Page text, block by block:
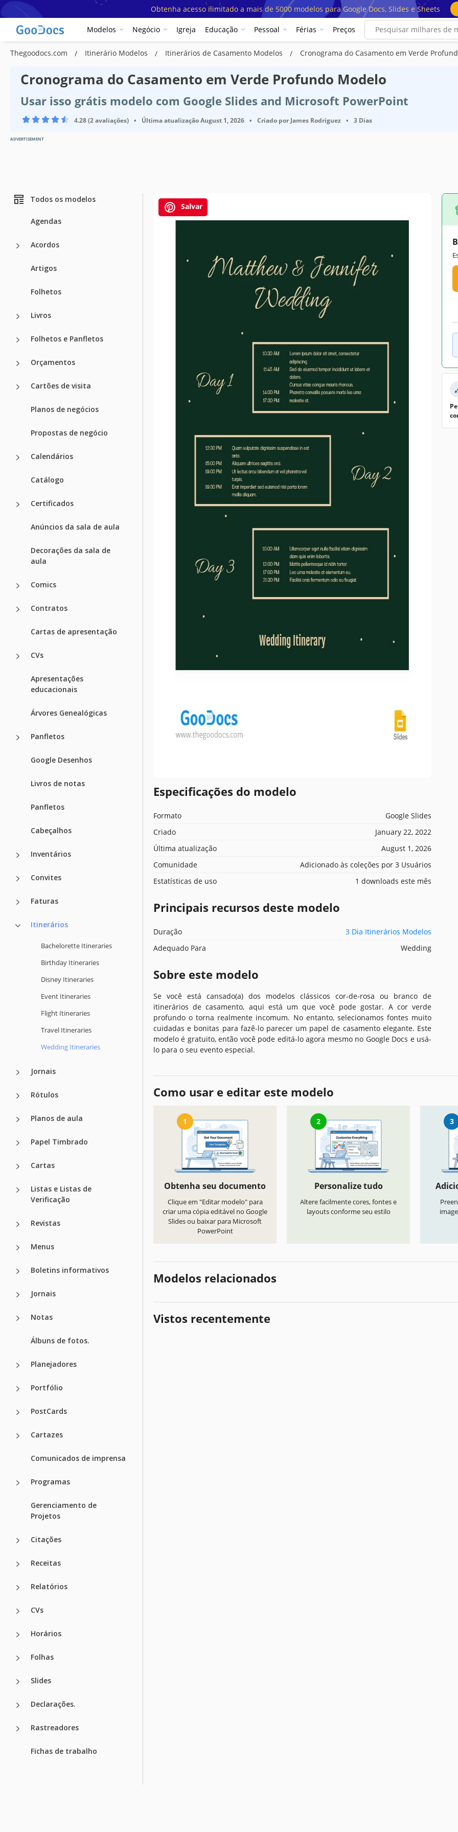
Obtenha acesso ilimitado a mais de 5000 modelos para Google Docs, Slides e Sheets
Modelos Negócio Igreja Educação Pessoal Férias Preços
Thegoodocs.com Itinerário Modelos Itinerários de Casamento Modelos Cronograma do Casamento em Verde
Cronograma do Casamento em Verde Profundo Modelo
Usar isso grátis modelo com Google Slides and Microsoft PowerPoint
4.28 (2 avaliações) • Última atualizaçãoAugust 1, 2026 • Criado por James Rodriguez • 3 Dias
ADVERTISEMENT
Todos os modelos
Agendas
Acordos
Artigos
Folhetos
Livros
Folhetos e Panfletos
Orçamentos
Cartões de visita
Planos de negócios
Propostas de negócio
Calendários
Catálogo
Certificados
Anúncios da sala de aula
Decorações da sala de
aula
Comics
Contratos
Cartas de apresentação
CVs
Apresentações
educacionais
Árvores Genealógicas
Panfletos
Google Desenhos
Livros de notas
Panfletos
Cabeçalhos
Inventários
Convites
Faturas
Itinerários
Bachelorette Itineraries
Birthday Itineraries
Disney Itineraries
Event Itineraries
Flight Itineraries
Travel Itineraries
Wedding Itineraries
Jornais
Rótulos
Planos de aula
Papel Timbrado
Cartas
Listas e Listas de
Verificação
Revistas
Menus
Boletins informativos
Jornais
Notas
Álbuns de fotos.
Planejadores
Portfólio
PostCards
Cartazes
Comunicados de imprensa
Programas
Gerenciamento de
Projetos
Citações
Receitas
Relatórios
CVs
Horários
Folhas
Slides
Declarações.
Rastreadores
Fichas de trabalho
Salvar
Especificações do modelo
Formato
Google Slides
Criado
January 22, 2022
Última atualização
August 1, 2026
Comunidade
Adicionado às coleções por 3 Usuários
Estatísticas de uso
1 downloads este mês
Principais recursos deste modelo
Duração
3 Dia Itinerários Modelos
Adequado Para
Wedding
Sobre este modelo
Se você está cansado(a) dos modelos clássicos cor-de-rosa ou branco de
itinerários de casamento, aqui está um que você pode gostar. A cor verde
profundo o torna realmente incomum. No entanto, selecionamos fontes muito
cuidadas e bonitas para fazê-lo parecer um papel de casamento elegante. Este
modelo é gratuito, então você pode editá-lo agora mesmo no Google Docs e usá-
lo para o seu evento especial.
Como usar e editar este modelo
1
Obtenha seu documento
Clique em "Editar modelo" para
criar uma cópia editável no Google
Slides ou baixar para Microsoft
PowerPoint
2
Personalize tudo
Altere facilmente cores, fontes e
layouts conforme seu estilo
3
Modelos relacionados
Vistos recentemente